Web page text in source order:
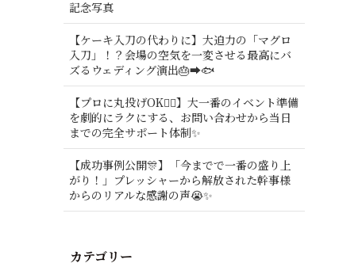
記念写真
【ケーキ入刀の代わりに】大迫力の「マグロ
入刀」！？会場の空気を一変させる最高にバ
ズるウェディング演出🎂➡️🐟
【プロに丸投げOK🙆‍♂️】大一番のイベント準備
を劇的にラクにする、お問い合わせから当日
までの完全サポート体制✨
【成功事例公開🎊】「今までで一番の盛り上
がり！」プレッシャーから解放された幹事様
からのリアルな感謝の声😭✨
カテゴリー